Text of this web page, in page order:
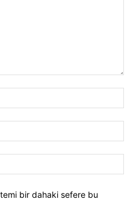
bir dahaki sefere bu